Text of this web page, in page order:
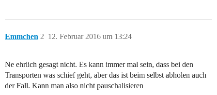
Emmchen 12. Februar 2016 um 13:24
2
Ne ehrlich gesagt nicht. Es kann immer mal sein, dass bei den
Transporten was schief geht, aber das ist beim selbst abholen auch
der Fall. Kann man also nicht pauschalisieren